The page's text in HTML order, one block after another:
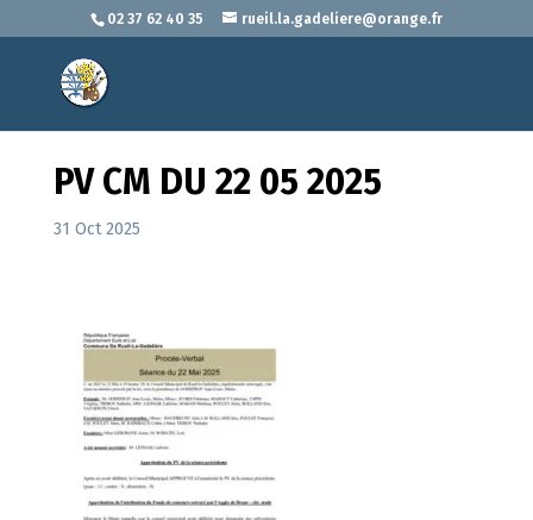
02 37 62 40 35 rueil.la.gadeliere@orange.fr
PV CM DU 22 05 2025
31 Oct 2025